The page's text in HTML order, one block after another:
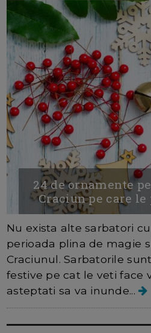
24 de ornamente
Craciun pe care
Nu exista alte sarbatori
perioada plina de magie
Craciunul. Sarbatorile
festive pe cat le veti face
asteptati sa va inunde...